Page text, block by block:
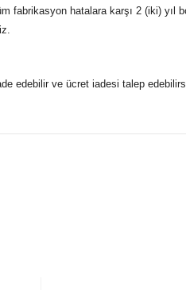
fabrikasyon hatalara karşı 2 (iki)
edebilir ve ücret iadesi talep